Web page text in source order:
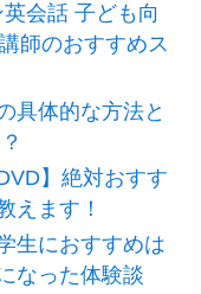
会話 子ども向
師のおすすめス
具体的な方法と
】絶対おすす
えます！
生におすすめは
なった体験談